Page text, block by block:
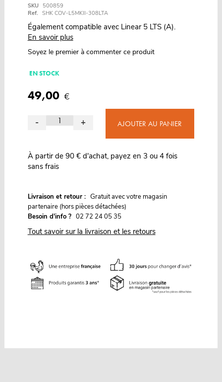
SKU
500859
Ref. SHK COV-L5MKII-308LTA
Également compatible avec Linear 5 LTS (A).
En savoir plus
Soyez le premier à commenter ce produit
EN STOCK
49,00 €
- + AJOUTER AU PANIER
À partir de 90 € d'achat, payez en 3 ou 4 fois
sans frais
Livraison et retour : Gratuit avec votre magasin
partenaire (hors pièces détachées)
Besoin d'info ? 02 72 24 05 35
Tout savoir sur la livraison et les retours